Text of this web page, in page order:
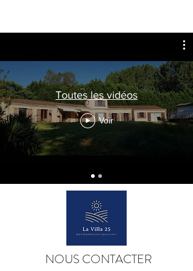
Toutes les vidéos
Voir
NOUS CONTACTER